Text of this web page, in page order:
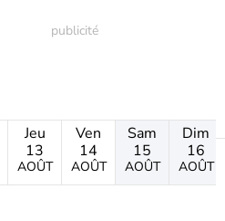
Jeu
13
AOÛT
Ven
14
AOÛT
Sam
15
AOÛT
Dim
16
AOÛT